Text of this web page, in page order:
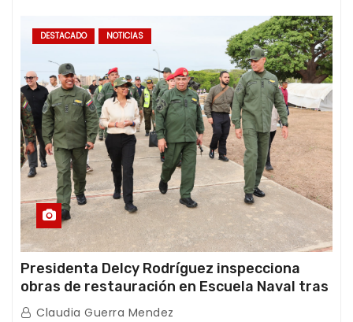
DESTACADO NOTICIAS
Presidenta Delcy Rodríguez inspecciona
obras de restauración en Escuela Naval tras
afectaciones sísmicas en La Guaira
Claudia Guerra Mendez